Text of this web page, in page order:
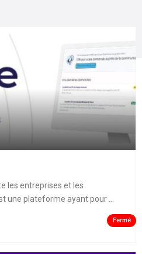
les entreprises et les
une plateforme ayant pour ...
Fermé